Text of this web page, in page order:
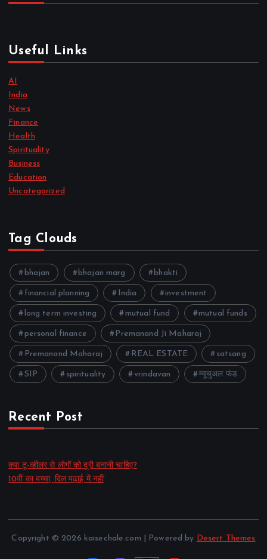
Useful Links
AI
India
News
Finance
Health
Spirituality
Business
Education
Uncategorized
Tag Clouds
bhajan bhajan marg bhakti
financial planning India investment
long term investing mutual fund mutual funds
personal finance Premanand Ji Maharaj
Premanand Maharaj REAL ESTATE satsang
SIP spirituality vrindavan म्यूचुअल फंड
Recent Post
क्या टू-व्हीलर से लोगों को दूरी बनानी चाहिए?
10वीं का बच्चा, दिल पढ़ाई में नहीं
Copyright © 2026 kaisechale.com | Powered by Desert Themes